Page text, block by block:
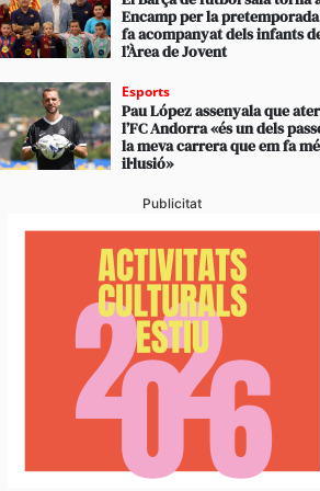
de calamarsa no dona
Encamp per la
fa acompanyat dels infants
l’Àrea de Jovent
Esports
Pau López assenyala que
l’FC Andorra «és un dels
la meva carrera que em fa
il·lusió»
Publicitat